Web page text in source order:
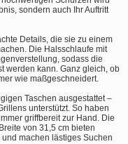
sondern auch Ihr Auftritt
Details, die sie zu einem
Die Halsschlaufe mit
sodass die
werden kann. Ganz gleich, ob
wie maßgeschneidert.
Taschen ausgestattet –
unterstützt. So haben
griffbereit zur Hand. Die
von 31,5 cm bieten
und machen lästiges Suchen